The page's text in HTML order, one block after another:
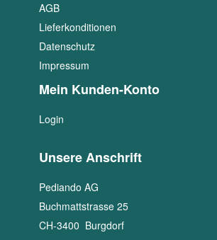
AGB
Lieferkonditionen
Datenschutz
Impressum
Mein Kunden-Konto
Login
Unsere Anschrift
Pediando AG
Buchmattstrasse 25
CH-3400 Burgdorf